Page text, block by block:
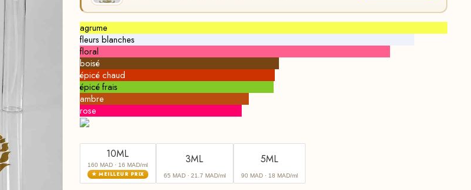
agrume
fleurs blanches
floral
boisé
épicé chaud
épicé frais
ambre
rose
10ML
160 MAD · 16 MAD/ml
★ MEILLEUR PRIX
3ML
65 MAD· 21.7 MAD/ml
5ML
90 MAD· 18 MAD/ml